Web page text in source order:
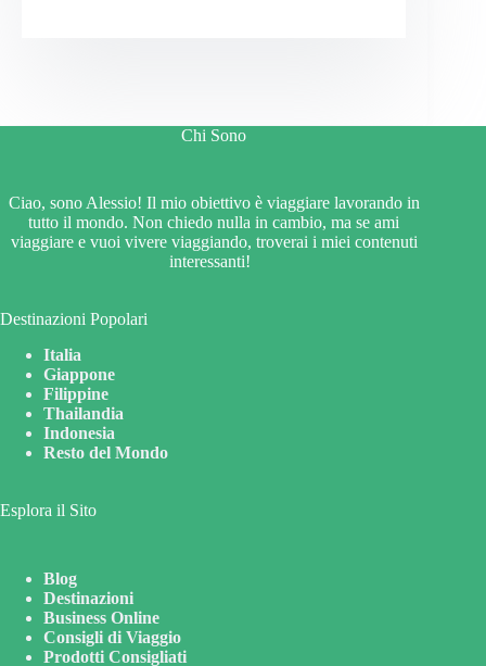
Chi Sono
Ciao, sono Alessio! Il mio obiettivo è viaggiare lavorando in
tutto il mondo. Non chiedo nulla in cambio, ma se ami
viaggiare e vuoi vivere viaggiando, troverai i miei contenuti
interessanti!
Destinazioni Popolari
Italia
Giappone
Filippine
Thailandia
Indonesia
Resto del Mondo
Esplora il Sito
Blog
Destinazioni
Business Online
Consigli di Viaggio
Prodotti Consigliati